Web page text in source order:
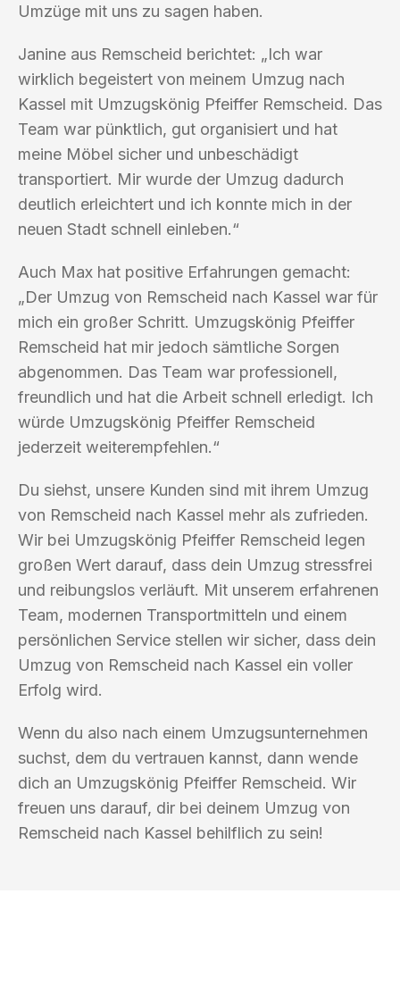
Umzüge mit uns zu sagen haben.
Janine aus Remscheid berichtet: „Ich war
wirklich begeistert von meinem Umzug nach
Kassel mit Umzugskönig Pfeiffer Remscheid. Das
Team war pünktlich, gut organisiert und hat
meine Möbel sicher und unbeschädigt
transportiert. Mir wurde der Umzug dadurch
deutlich erleichtert und ich konnte mich in der
neuen Stadt schnell einleben.“
Auch Max hat positive Erfahrungen gemacht:
„Der Umzug von Remscheid nach Kassel war für
mich ein großer Schritt. Umzugskönig Pfeiffer
Remscheid hat mir jedoch sämtliche Sorgen
abgenommen. Das Team war professionell,
freundlich und hat die Arbeit schnell erledigt. Ich
würde Umzugskönig Pfeiffer Remscheid
jederzeit weiterempfehlen.“
Du siehst, unsere Kunden sind mit ihrem Umzug
von Remscheid nach Kassel mehr als zufrieden.
Wir bei Umzugskönig Pfeiffer Remscheid legen
großen Wert darauf, dass dein Umzug stressfrei
und reibungslos verläuft. Mit unserem erfahrenen
Team, modernen Transportmitteln und einem
persönlichen Service stellen wir sicher, dass dein
Umzug von Remscheid nach Kassel ein voller
Erfolg wird.
Wenn du also nach einem Umzugsunternehmen
suchst, dem du vertrauen kannst, dann wende
dich an Umzugskönig Pfeiffer Remscheid. Wir
freuen uns darauf, dir bei deinem Umzug von
Remscheid nach Kassel behilflich zu sein!